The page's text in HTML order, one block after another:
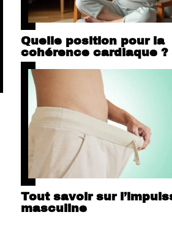
Quelle position pour la
cohérence cardiaque ?
Tout savoir sur
masculine